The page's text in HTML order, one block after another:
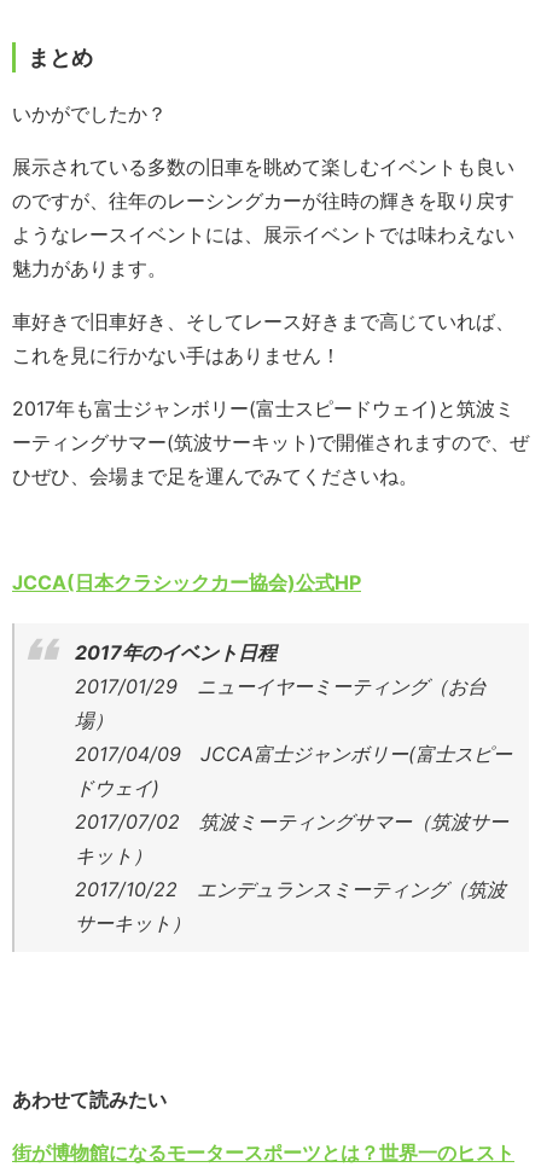
まとめ
いかがでしたか？
展示されている多数の旧車を眺めて楽しむイベントも良い
のですが、往年のレーシングカーが往時の輝きを取り戻す
ようなレースイベントには、展示イベントでは味わえない
魅力があります。
車好きで旧車好き、そしてレース好きまで高じていれば、
これを見に行かない手はありません！
2017年も富士ジャンボリー(富士スピードウェイ)と筑波ミ
ーティングサマー(筑波サーキット)で開催されますので、ぜ
ひぜひ、会場まで足を運んでみてくださいね。
JCCA(日本クラシックカー協会)公式HP
2017年のイベント日程
2017/01/29 ニューイヤーミーティング（お台
場）
2017/04/09 JCCA富士ジャンボリー(富士スピー
ドウェイ)
2017/07/02 筑波ミーティングサマー（筑波サー
キット）
2017/10/22 エンデュランスミーティング（筑波
サーキット）
あわせて読みたい
街が博物館になるモータースポーツとは？世界一のヒスト